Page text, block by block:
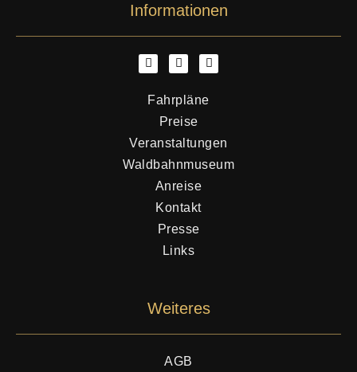
Informationen
Fahrpläne
Preise
Veranstaltungen
Waldbahnmuseum
Anreise
Kontakt
Presse
Links
Weiteres
AGB